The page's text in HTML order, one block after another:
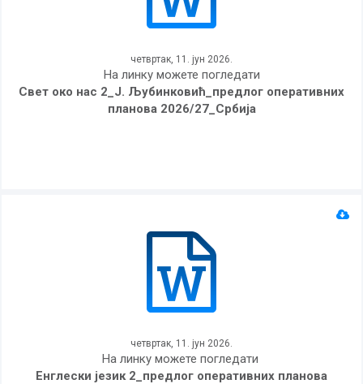
четвртак, 11. јун 2026.
На линку можете погледати
Свет око нас 2_Ј. Љубинковић_предлог оперативних
планова 2026/27_Србија
четвртак, 11. јун 2026.
На линку можете погледати
Енглески језик 2_предлог оперативних планова